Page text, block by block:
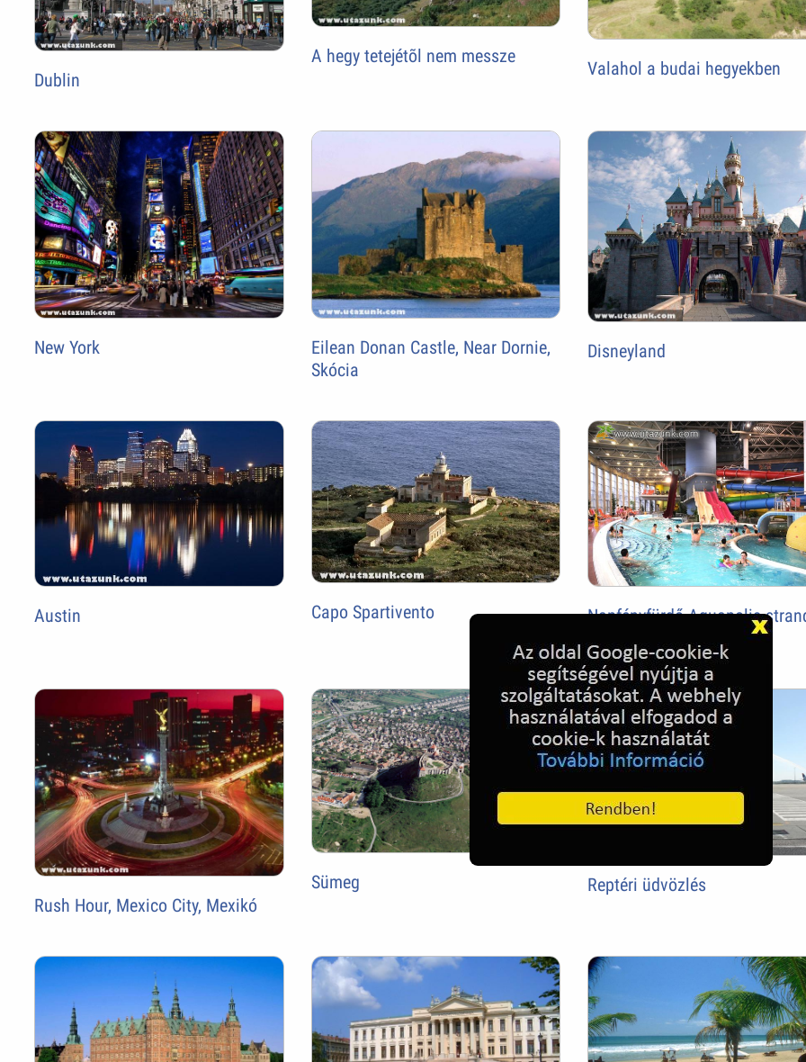
Dublin
A hegy tetejétõl nem messze
Valahol a budai hegyekben
New York
Eilean Donan Castle, Near Dornie,
Skócia
Disneyland
Austin Capo Spartivento
Napfényfürdő Aquapolis
Rush Hour, Mexico City, Mexikó
Sümeg Reptéri üdvözlés